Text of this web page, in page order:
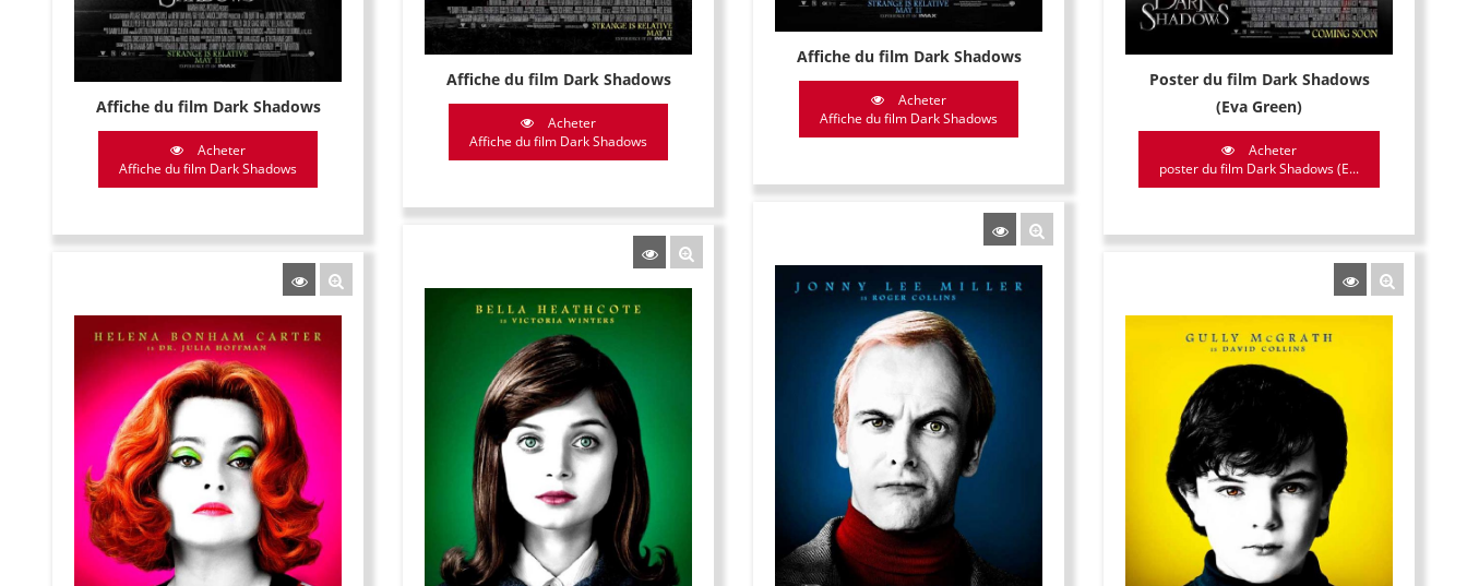
Affiche du film Dark Shadows
Acheter
Affiche du film Dark Shadows
Affiche du film Dark Shadows
Acheter
Affiche du film Dark Shadows
Poster du film Dark Shadows
(Eva Green)
Acheter
poster du film Dark Shadows (E...
Affiche du film Dark Shadows
Acheter
Affiche du film Dark Shadows